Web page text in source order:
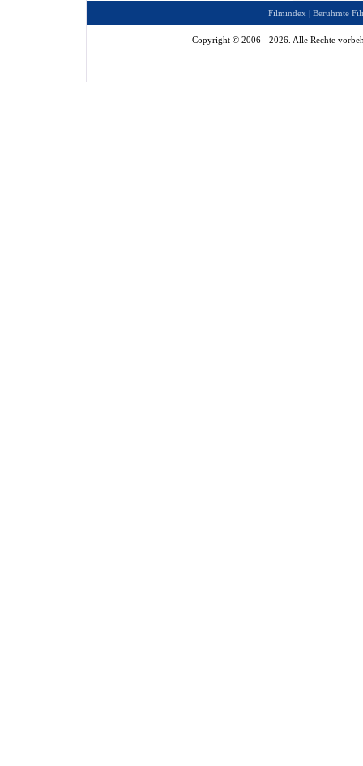
Filmindex | Berühmte
Copyright © 2006 - 2026. Alle Rechte